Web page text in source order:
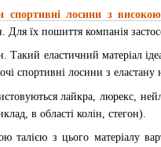
спортивні лосини з
Для їх пошиття компанія
Такий еластичний матеріал
спортивні лосини з
лайкра, люрекс,
в області колін, стегон).
з цього матеріалу